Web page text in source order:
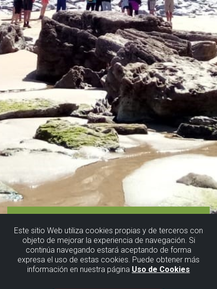
Este sitio Web utiliza cookies propias y de terceros con
objeto de mejorar la experiencia de navegación. Si
continúa navegando estará aceptando de forma
expresa el uso de estas cookies. Puede obtener más
información en nuestra página Uso de Cookies